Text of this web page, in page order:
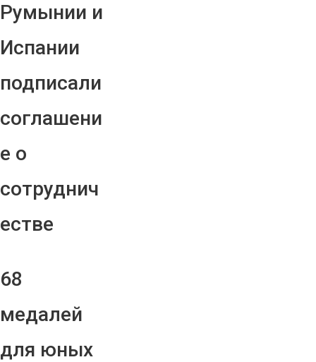
Румынии и
Испании
подписали
соглашени
е о
сотруднич
естве
68
медалей
для юных